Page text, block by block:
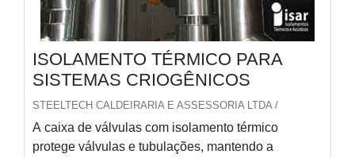
ISOLAMENTO TÉRMICO PARA
SISTEMAS CRIOGÊNICOS
STEELTECH CALDEIRARIA E ASSESSORIA LTDA /
A caixa de válvulas com isolamento térmico
protege válvulas e tubulações, mantendo a